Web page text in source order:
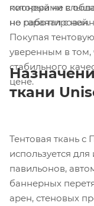
который не
не работал с ней.
пионерами в
но
Покупая
уверенным в том,
стабильного
цене.
ткани
Тентовая ткань
используется
павильонов,
баннерных
арен, стеновых